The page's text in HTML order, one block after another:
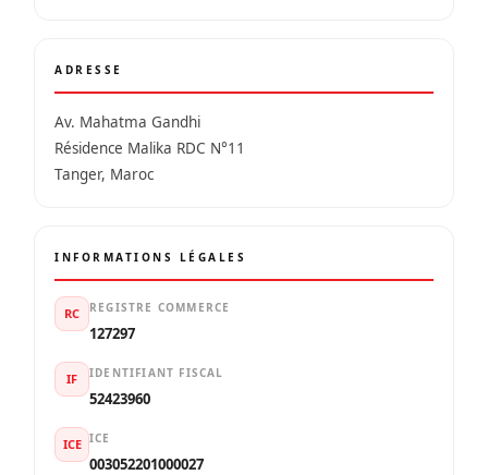
ADRESSE
Av. Mahatma Gandhi
Résidence Malika RDC N°11
Tanger, Maroc
INFORMATIONS LÉGALES
RC REGISTRE COMMERCE
127297
IF IDENTIFIANT FISCAL
52423960
ICE ICE
003052201000027